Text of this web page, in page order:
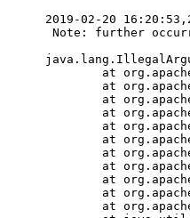
2019-02-20
Note: further
at
at
at
at
at
at
at
at
at
at
at